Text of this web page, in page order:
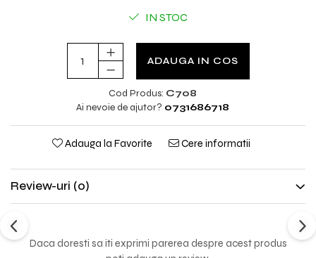
IN STOC
ADAUGA IN COS
Cod Produs: C708
Ai nevoie de ajutor? 0731686718
Adauga la Favorite Cere informatii
Review-uri (0)
Daca doresti sa iti exprimi parerea despre acest produs